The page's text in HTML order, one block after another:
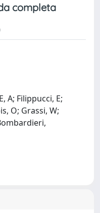
completa
A; Filippucci, E;
O; Grassi, W;